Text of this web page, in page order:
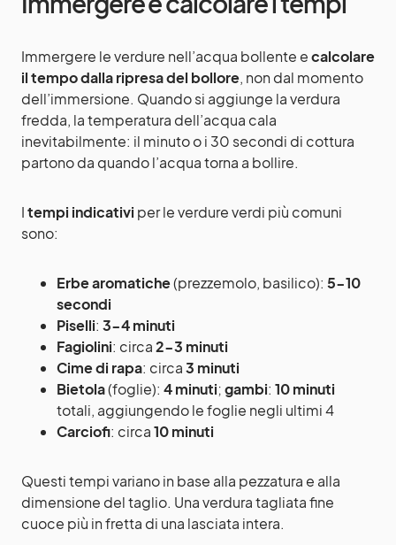
Immergere le verdure nell’acqua bollente ecalcolare
il tempo dalla ripresa del bollore, non dal momento
dell’immersione. Quando si aggiunge la verdura
fredda, la temperatura dell’acqua cala
inevitabilmente: il minuto o i 30 secondi di cottura
partono da quando l’acqua torna a bollire.
Itempi indicativi per le verdure verdi più comuni
sono:
Erbe aromatiche(prezzemolo, basilico): 5-10
secondi
Piselli: 3-4 minuti
Fagiolini: circa2-3 minuti
Cime di rapa: circa3 minuti
Bietola(foglie): 4 minuti;gambi: 10 minuti
totali, aggiungendo le foglie negli ultimi 4
Carciofi: circa10 minuti
Questi tempi variano in base alla pezzatura e alla
dimensione del taglio. Una verdura tagliata fine
cuoce più in fretta di una lasciata intera.